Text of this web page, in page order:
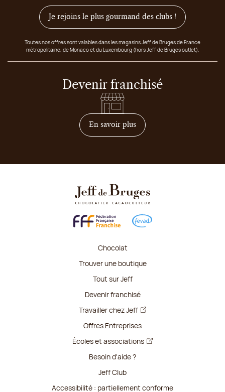
Je rejoins le plus gourmand des clubs !
Toutes nos offres sont valables dans les magasins Jeff de Bruges de France
métropolitaine, de Monaco et du Luxembourg (hors Jeff de Bruges outlet).
Devenir franchisé
En savoir plussur comment devenir
Chocolat
Trouver une boutique
Tout sur Jeff
Devenir franchisé
Travailler chez Jeff
Offres Entreprises
Écoles et associations
Besoin d'aide ?
Jeff Club
Accessibilité : partiellement conforme